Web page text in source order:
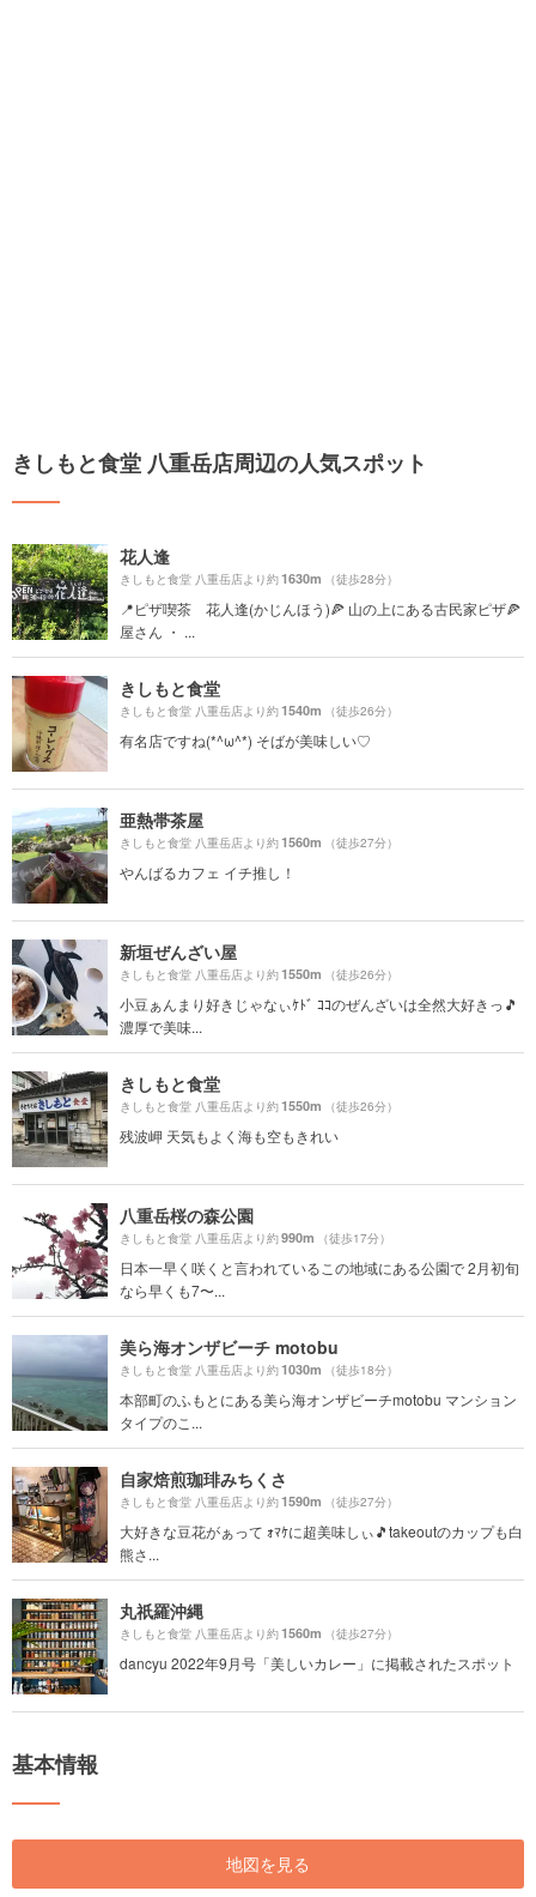
きしもと食堂 八重岳店周辺の人気スポット
花人逢
きしもと食堂 八重岳店より約1630m （徒歩28分）
📍ピザ喫茶 花人逢(かじんほう)🍕 山の上にある古民家ピザ🍕
屋さん ・ ...
きしもと食堂
きしもと食堂 八重岳店より約1540m （徒歩26分）
有名店ですね(*^ω^*) そばが美味しい♡
亜熱帯茶屋
きしもと食堂 八重岳店より約1560m （徒歩27分）
やんばるカフェ イチ推し！
新垣ぜんざい屋
きしもと食堂 八重岳店より約1550m （徒歩26分）
小豆ぁんまり好きじゃなぃｹﾄﾞ ｺｺのぜんざいは全然大好きっ🎵
濃厚で美味...
きしもと食堂
きしもと食堂 八重岳店より約1550m （徒歩26分）
残波岬 天気もよく海も空もきれい
八重岳桜の森公園
きしもと食堂 八重岳店より約990m （徒歩17分）
日本一早く咲くと言われているこの地域にある公園で 2月初旬
なら早くも7〜...
美ら海オンザビーチ motobu
きしもと食堂 八重岳店より約1030m （徒歩18分）
本部町のふもとにある美ら海オンザビーチmotobu マンション
タイプのこ...
自家焙煎珈琲みちくさ
きしもと食堂 八重岳店より約1590m （徒歩27分）
大好きな豆花がぁって ｫﾏｹに超美味しぃ🎵takeoutのカップも白
熊さ...
丸祇羅沖縄
きしもと食堂 八重岳店より約1560m （徒歩27分）
dancyu 2022年9月号「美しいカレー」に掲載されたスポット
基本情報
地図を見る